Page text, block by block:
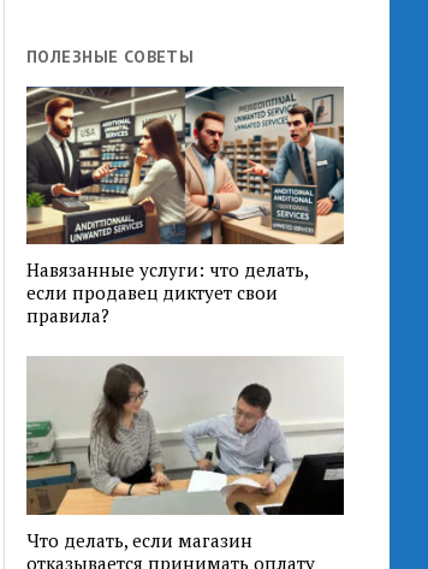
ПОЛЕЗНЫЕ СОВЕТЫ
Навязанные услуги: что делать,
если продавец диктует свои
правила?
Что делать, если магазин
отказывается принимать оплату